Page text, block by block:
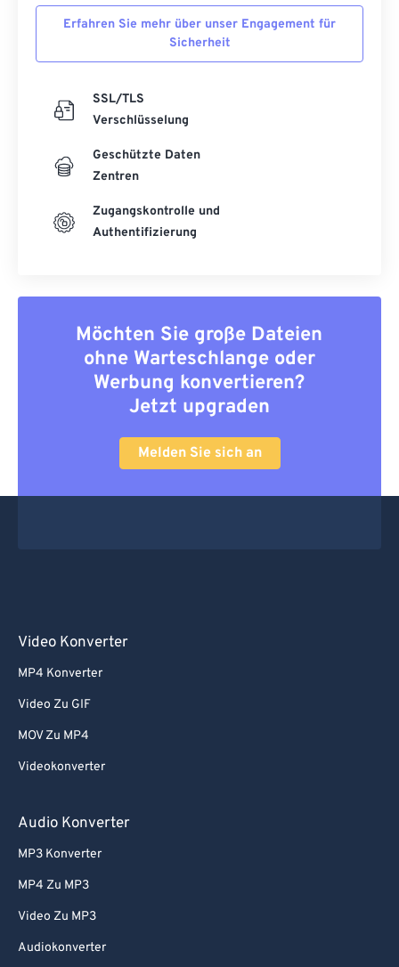
Erfahren Sie mehr über unser Engagement für
Sicherheit
SSL/TLS
Verschlüsselung
Geschützte Daten
Zentren
Zugangskontrolle und
Authentifizierung
Möchten Sie große Dateien
ohne Warteschlange oder
Werbung konvertieren?
Jetzt upgraden
Melden Sie sich an
Video Konverter
MP4 Konverter
Video Zu GIF
MOV Zu MP4
Videokonverter
Audio Konverter
MP3 Konverter
MP4 Zu MP3
Video Zu MP3
Audiokonverter